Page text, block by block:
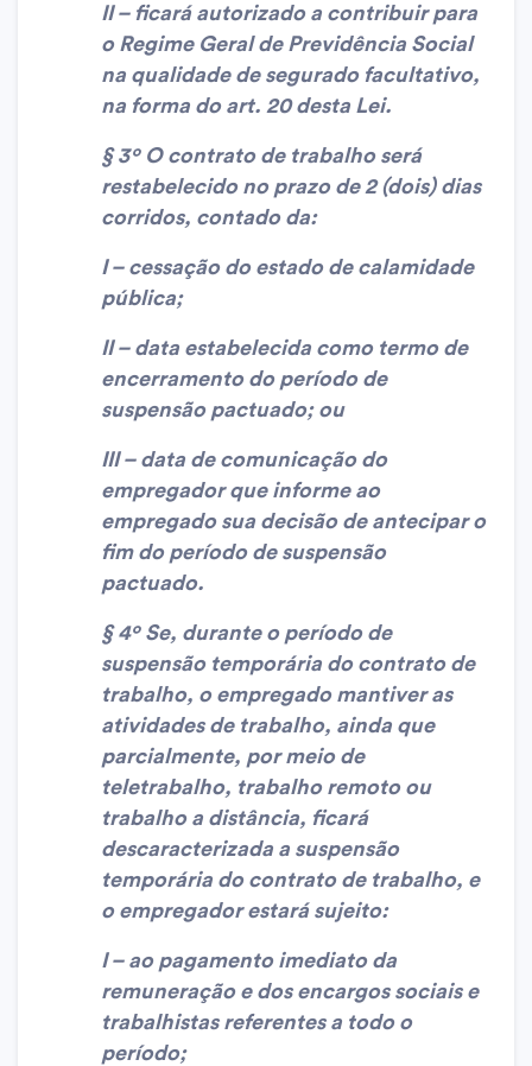
II – ficará autorizado a contribuir para
o Regime Geral de Previdência Social
na qualidade de segurado facultativo,
na forma do art. 20 desta Lei.
§ 3º O contrato de trabalho será
restabelecido no prazo de 2 (dois) dias
corridos, contado da:
I – cessação do estado de calamidade
pública;
II – data estabelecida como termo de
encerramento do período de
suspensão pactuado; ou
III – data de comunicação do
empregador que informe ao
empregado sua decisão de antecipar o
fim do período de suspensão
pactuado.
§ 4º Se, durante o período de
suspensão temporária do contrato de
trabalho, o empregado mantiver as
atividades de trabalho, ainda que
parcialmente, por meio de
teletrabalho, trabalho remoto ou
trabalho a distância, ficará
descaracterizada a suspensão
temporária do contrato de trabalho, e
o empregador estará sujeito:
I – ao pagamento imediato da
remuneração e dos encargos sociais e
trabalhistas referentes a todo o
período;